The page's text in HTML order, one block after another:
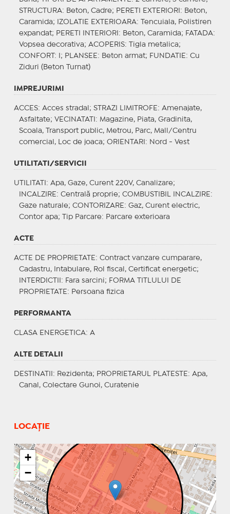
STRUCTURA: Beton, Cadre; PERETI EXTERIORI : Beton,
Caramida;
IZOLATIE EXTERIOARA: Tencuiala, Polistiren
expandat; PERETI INTERIORI : Beton, Caramida; FATADA:
Vopsea decorativa; ACOPERIS: Tigla metalica;
CONFORT : I; PLANSEE : Beton armat; FUNDATIE : Cu
Ziduri (Beton Turnat)
IMPREJURIMI
ACCES: Acces stradal; STRAZI LIMITROFE : Amenajate,
Asfaltate; VECINATATI : Magazine, Piata, Gradinita,
Scoala, Transport public, Metrou, Parc, Mall/Centru
comercial, Loc de joaca; ORIENTARI : Nord - Vest
UTILITATI/SERVICII
UTILITATI : Apa, Gaze, Curent 220V, Canalizare;
INCALZIRE : Centrală proprie; COMBUSTIBIL INCALZIRE :
Gaze naturale; CONTORIZARE : Gaz, Curent electric,
Contor apa;
Tip Parcare: Parcare exterioara
ACTE
ACTE DE PROPRIETATE : Contract vanzare cumparare,
Cadastru, Intabulare, Rol fiscal, Certificat energetic;
INTERDICTII : Fara sarcini; FORMA TITLULUI DE
PROPRIETATE : Persoana fizica
PERFORMANTA
CLASA ENERGETICA: A
ALTE DETALII
DESTINATII : Rezidenta; PROPRIETARUL PLATESTE : Apa,
Canal, Colectare Gunoi, Curatenie
LOCAȚIE
+
−